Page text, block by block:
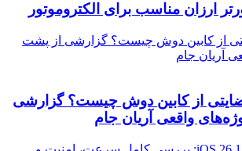
ارزان مناسب برای الکتروموتور
از کابین دوش چیست؟ گزارشی از پشت
آریان جام
از کابین دوش چیست؟ گزارشی
واقعی آریان جام